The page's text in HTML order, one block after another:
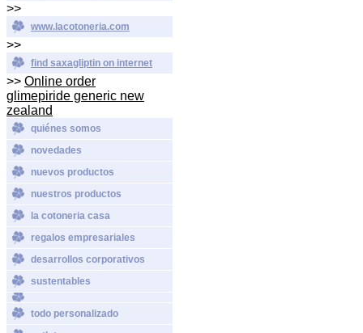
>>
www.lacotoneria.com
>>
find saxagliptin on internet
>> Online order
glimepiride generic new
zealand
quiénes somos
novedades
nuevos productos
nuestros productos
la cotoneria casa
regalos empresariales
desarrollos corporativos
sustentables
todo personalizado